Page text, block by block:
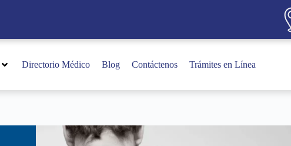
Directorio Médico Blog Contáctenos Trámites en Línea